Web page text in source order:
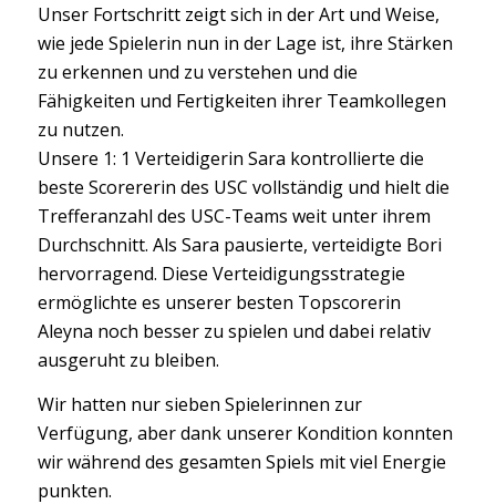
Unser Fortschritt zeigt sich in der Art und Weise,
wie jede Spielerin nun in der Lage ist, ihre Stärken
zu erkennen und zu verstehen und die
Fähigkeiten und Fertigkeiten ihrer Teamkollegen
zu nutzen.
Unsere 1: 1 Verteidigerin Sara kontrollierte die
beste Scorererin des USC vollständig und hielt die
Trefferanzahl des USC-Teams weit unter ihrem
Durchschnitt. Als Sara pausierte, verteidigte Bori
hervorragend. Diese Verteidigungsstrategie
ermöglichte es unserer besten Topscorerin
Aleyna noch besser zu spielen und dabei relativ
ausgeruht zu bleiben.
Wir hatten nur sieben Spielerinnen zur
Verfügung, aber dank unserer Kondition konnten
wir während des gesamten Spiels mit viel Energie
punkten.